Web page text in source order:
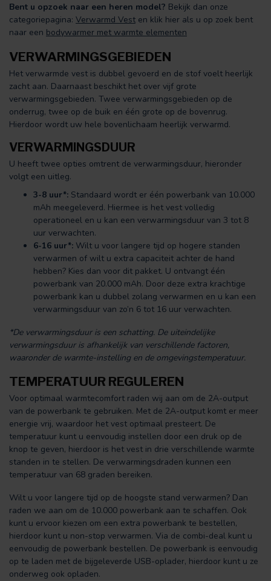
Bent u opzoek naar een heren model? Bekijk dan onze
categoriepagina: Verwarmd Vest en klik hier als u op zoek bent
naar een bodywarmer met warmte elementen
VERWARMINGSGEBIEDEN
Het verwarmde vest is dubbel gevoerd en de stof voelt heerlijk
zacht aan. Daarnaast beschikt het over vijf grote
verwarmingsgebieden. Twee verwarmingsgebieden op de
onderrug, twee op de buik en één grote op de bovenrug.
Hierdoor wordt uw hele bovenlichaam heerlijk verwarmd.
VERWARMINGSDUUR
U heeft twee opties omtrent de verwarmingsduur, hieronder
volgt een uitleg.
3-8 uur*: Standaard wordt er één powerbank van 10.000
mAh meegeleverd. Hiermee is het vest volledig
operationeel en u kan een verwarmingsduur van 3 tot 8
uur verwachten.
6-16 uur*: Wilt u voor langere tijd op hogere standen
verwarmen of wilt u extra capaciteit achter de hand
hebben? Kies dan voor dit pakket. U ontvangt één
powerbank van 20.000 mAh. Door deze extra krachtige
powerbank kan u dubbel zolang verwarmen en u kan een
verwarmingsduur van zo’n 6 tot 16 uur verwachten.
*De verwarmingsduur is een schatting. De uiteindelijke
verwarmingsduur is afhankelijk van verschillende factoren,
waaronder de warmte-instelling en de omgevingstemperatuur.
TEMPERATUUR REGULEREN
Voor optimaal warmtecomfort raden wij aan om de 2A-output
van de powerbank te gebruiken. Met de 2A-output komt er meer
energie vrij, waardoor het vest optimaal presteert. De
temperatuur kunt u eenvoudig instellen door een druk op de
knop te geven, hierdoor is het vest in drie verschillende warmte
standen in te stellen. De verwarmingsdraden kunnen een
temperatuur van 68 graden bereiken.
Wilt u voor langere tijd op de hoogste stand verwarmen? Dan
raden we aan om de 10.000 powerbank aan te schaffen. Ook
kunt u ervoor kiezen om een extra powerbank te bestellen,
hierdoor kunt u non-stop verwarmen. Via de combi-deal kunt u
eenvoudig de powerbank bestellen. De powerbank is eenvoudig
op te laden met de bijgeleverde USB-oplader, hierdoor kunt u ze
onderweg ook opladen.